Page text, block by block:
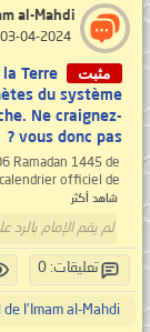
al-Mahdi
مثبت
Terre
du système
Ne craignez-
vous donc pas ?
Ramadan 1445 de
officiel de...
شاهد أكثر
لم يقم الإمام
تعليقات: 0
de l'Imam al-Mahdi